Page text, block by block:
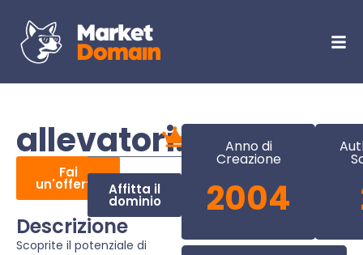
allevatori.it
Fai
un'offerta Affitta il
dominio
Descrizione
Scoprite il potenziale di
Anno di
Creazione
2004